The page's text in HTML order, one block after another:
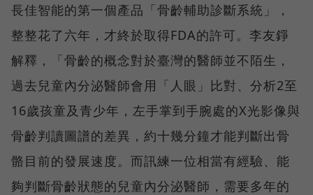
長佳智能的第一個產品「骨齡輔助診斷系統」，
整整花了六年，才終於取得FDA的許可。李友錚
解釋，「骨齡的概念對於臺灣的醫師並不陌生，
過去兒童內分泌醫師會用「人眼」比對、分析2至
16歲孩童及青少年，左手掌到手腕處的X光影像與
骨齡判讀圖譜的差異，約十幾分鐘才能判斷出骨
骼目前的發展速度。而訊練一位相當有經驗、能
夠判斷骨齡狀態的兒童內分泌醫師，需要多年的